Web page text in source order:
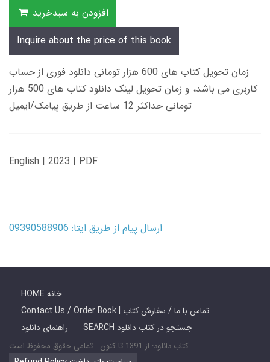
افزودن به سبدخرید
Inquire about the price of this book
زمان تحویل کتاب های 600 هزار تومانی دانلود فوری از حساب
کاربری می باشد، و زمان تحویل لینک دانلود کتاب های 500 هزار
تومانی حداکثر 12 ساعت از طریق پیامک/ایمیل
English | 2023 | PDF
ارسال پیام از طریق ایتا: 09390588906
HOME خانه
Contact Us / Order Book | تماس با ما / سفارش کتاب
راهنمای دانلود
SEARCH جستجو در کتاب دانلود
کتاب دانلود: از 1391 تا کنون - تمامی حقوق محفوظ است